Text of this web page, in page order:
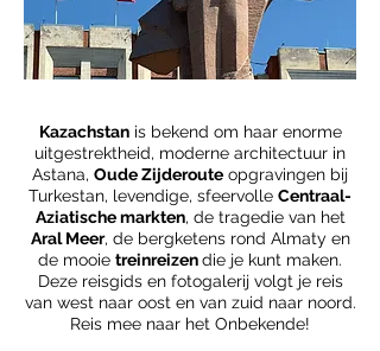
Kazachstanisbekend om haar enorme
uitgestrektheid, moderne architectuur in
Astana, Oude Zijderoute opgravingen bij
Turkestan, levendige, sfeervolle Centraal-
Aziatische markten, de tragedie van het
Aral Meer, de bergketens rond Almaty en
de mooie treinreizendie je kunt maken.
Deze reisgids en fotogalerij volgt je reis
van west naar oost en van zuid naar noord.
Reis mee naar het Onbekende!